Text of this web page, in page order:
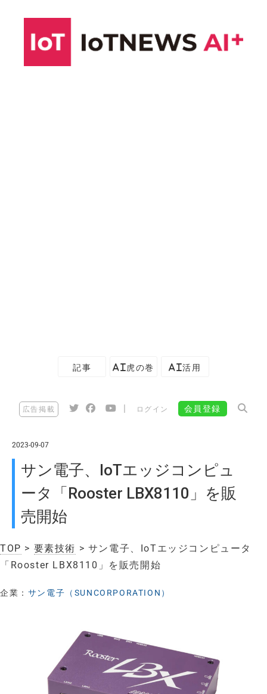
記事 AI虎の巻 AI活用
広告掲載 ログイン 会員登録
2023-09-07
サン電子、IoTエッジコンピュ
ータ「Rooster LBX8110」を販
売開始
TOP > 要素技術 > サン電子、IoTエッジコンピュータ
「Rooster LBX8110」を販売開始
企業： サン電子（SUNCORPORATION）